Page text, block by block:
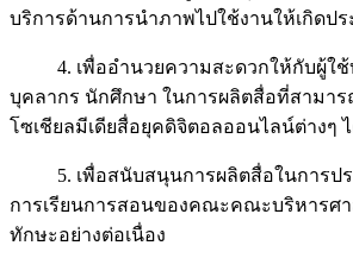
บริการด้านการนำภาพไปใช้งานให้เกิดป
4. เพื่ออำนวยความสะดวกให้กับผู้ใช้บ
บุคลากร นักศึกษา ในการผลิตสื่อที่สามา
โซเชียลมีเดียสื่อยุคดิจิตอลออนไลน์ต่างๆ
5. เพื่อสนับสนุนการผลิตสื่อในการป
การเรียนการสอนของคณะคณะบริหารศ
ทักษะอย่างต่อเนื่อง